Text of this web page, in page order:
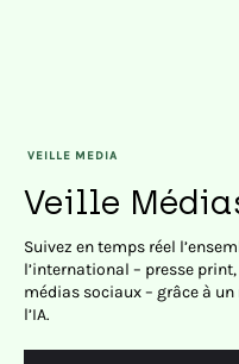
VEILLE MEDIA
Veille
Suivez en temps réel
l’international – presse
médias sociaux – grâce à
l’IA.